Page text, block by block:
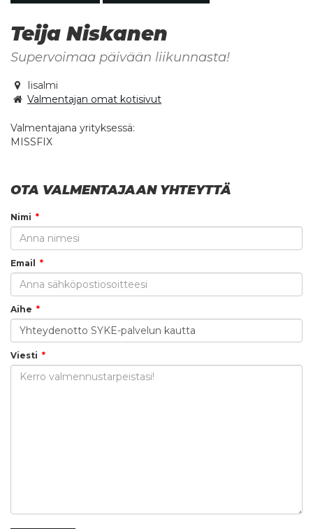
Teija Niskanen
Supervoimaa päivään liikunnasta!
Iisalmi
Valmentajan omat kotisivut
Valmentajana yrityksessä:
MISSFIX
OTA VALMENTAJAAN YHTEYTTÄ
Nimi
Email
Aihe
Viesti